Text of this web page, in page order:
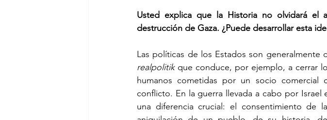
Usted explica que la Historia no olvidará
destrucción de Gaza. ¿Puede desarrollar esta
realpolitik que conduce, por ejemplo, a cerrar
humanos cometidas por un socio
conflicto. En la guerra llevada a cabo por Israel
una diferencia crucial: el consentimiento de